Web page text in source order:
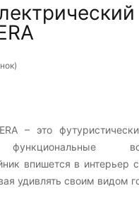
– это
впишется в интерьер
удивлять своим видом